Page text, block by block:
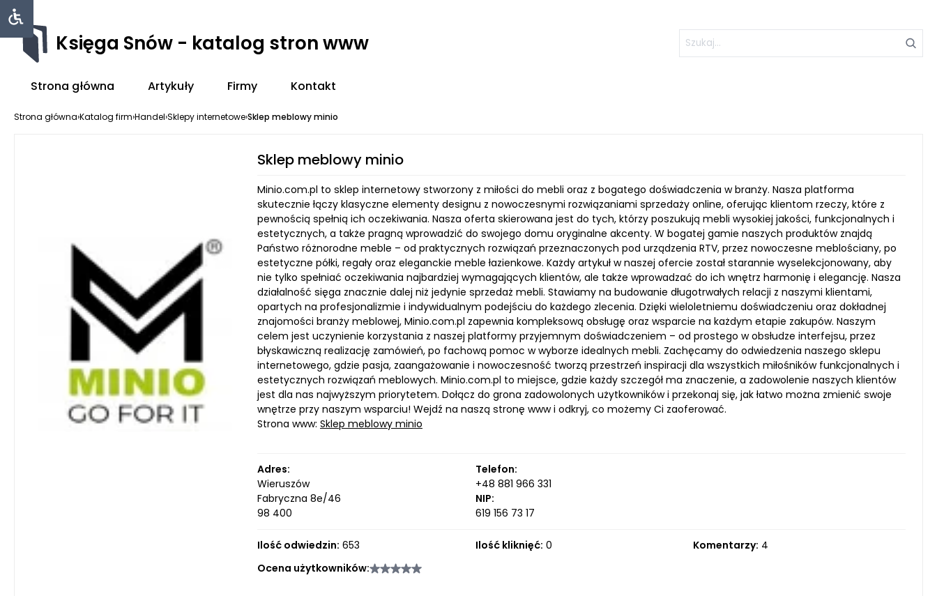
Księga Snów - katalog stron www
Strona główna Artykuły Firmy Kontakt
Strona główna›Katalog firm›Handel›Sklepy internetowe›Sklep meblowy minio
Sklep meblowy minio
Minio.com.pl to sklep internetowy stworzony z miłości do mebli oraz z bogatego doświadczenia w branży. Nasza platforma
skutecznie łączy klasyczne elementy designu z nowoczesnymi rozwiązaniami sprzedaży online, oferując klientom rzeczy, które z
pewnością spełnią ich oczekiwania. Nasza oferta skierowana jest do tych, którzy poszukują mebli wysokiej jakości, funkcjonalnych i
estetycznych, a także pragną wprowadzić do swojego domu oryginalne akcenty. W bogatej gamie naszych produktów znajdą
Państwo różnorodne meble – od praktycznych rozwiązań przeznaczonych pod urządzenia RTV, przez nowoczesne meblościany, po
estetyczne półki, regały oraz eleganckie meble łazienkowe. Każdy artykuł w naszej ofercie został starannie wyselekcjonowany, aby
nie tylko spełniać oczekiwania najbardziej wymagających klientów, ale także wprowadzać do ich wnętrz harmonię i elegancję. Nasza
działalność sięga znacznie dalej niż jedynie sprzedaż mebli. Stawiamy na budowanie długotrwałych relacji z naszymi klientami,
opartych na profesjonalizmie i indywidualnym podejściu do każdego zlecenia. Dzięki wieloletniemu doświadczeniu oraz dokładnej
znajomości branży meblowej, Minio.com.pl zapewnia kompleksową obsługę oraz wsparcie na każdym etapie zakupów. Naszym
celem jest uczynienie korzystania z naszej platformy przyjemnym doświadczeniem – od prostego w obsłudze interfejsu, przez
błyskawiczną realizację zamówień, po fachową pomoc w wyborze idealnych mebli. Zachęcamy do odwiedzenia naszego sklepu
internetowego, gdzie pasja, zaangażowanie i nowoczesność tworzą przestrzeń inspiracji dla wszystkich miłośników funkcjonalnych i
estetycznych rozwiązań meblowych. Minio.com.pl to miejsce, gdzie każdy szczegół ma znaczenie, a zadowolenie naszych klientów
jest dla nas najwyższym priorytetem. Dołącz do grona zadowolonych użytkowników i przekonaj się, jak łatwo można zmienić swoje
wnętrze przy naszym wsparciu! Wejdź na naszą stronę www i odkryj, co możemy Ci zaoferować.
Strona www: Sklep meblowy minio
Adres:
Wieruszów
Fabryczna 8e/46
98 400
Telefon:
+48 881 966 331
NIP:
619 156 73 17
Ilość odwiedzin: 653 Ilość kliknięć: 0 Komentarzy: 4
Ocena użytkowników: